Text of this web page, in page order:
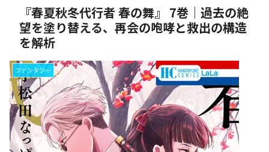
『春夏秋冬代行者 春の舞』 7巻｜過去の絶
望を塗り替える、再会の咆哮と救出の構造
を解析
ファンタジー